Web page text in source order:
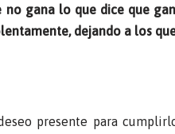
gana lo que dice que
dejando a los
presente para